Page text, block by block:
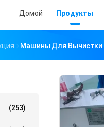
Домой Продукты
Машины Для Вычистки
(253)